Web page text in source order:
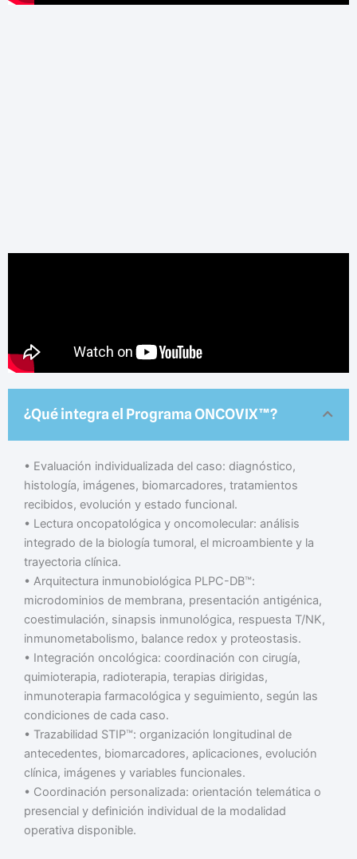
¿Qué integra el Programa ONCOVIX™?
• Evaluación individualizada del caso: diagnóstico,
histología, imágenes, biomarcadores, tratamientos
recibidos, evolución y estado funcional.
• Lectura oncopatológica y oncomolecular: análisis
integrado de la biología tumoral, el microambiente y la
trayectoria clínica.
• Arquitectura inmunobiológica PLPC-DB™:
microdominios de membrana, presentación antigénica,
coestimulación, sinapsis inmunológica, respuesta T/NK,
inmunometabolismo, balance redox y proteostasis.
• Integración oncológica: coordinación con cirugía,
quimioterapia, radioterapia, terapias dirigidas,
inmunoterapia farmacológica y seguimiento, según las
condiciones de cada caso.
• Trazabilidad STIP™: organización longitudinal de
antecedentes, biomarcadores, aplicaciones, evolución
clínica, imágenes y variables funcionales.
• Coordinación personalizada: orientación telemática o
presencial y definición individual de la modalidad
operativa disponible.